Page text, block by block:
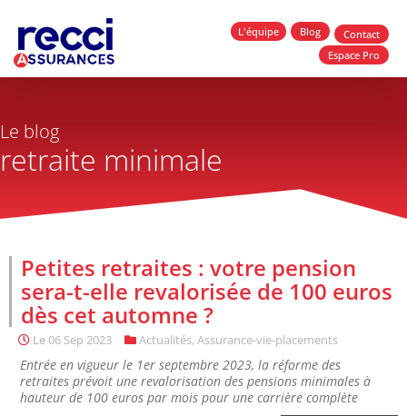
L'équipe Blog
Contact
Espace Pro
Le blog
retraite minimale
Petites retraites : votre pension
sera-t-elle revalorisée de 100 euros
dès cet automne ?
Le06 Sep 2023 Actualités, Assurance-vie-placements
Entrée en vigueur le 1er septembre 2023, la réforme des
retraites prévoit une revalorisation des pensions minimales à
hauteur de 100 euros par mois pour une carrière complète